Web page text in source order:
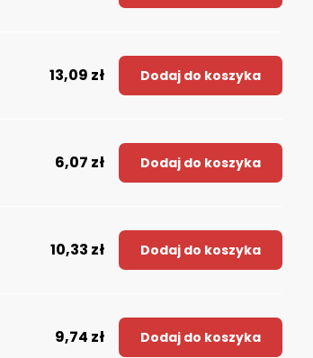
13,09 zł Dodaj do koszyka
6,07 zł Dodaj do koszyka
10,33 zł Dodaj do koszyka
9,74 zł Dodaj do koszyka